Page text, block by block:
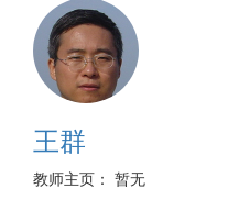
王群
教师主页： 暂无